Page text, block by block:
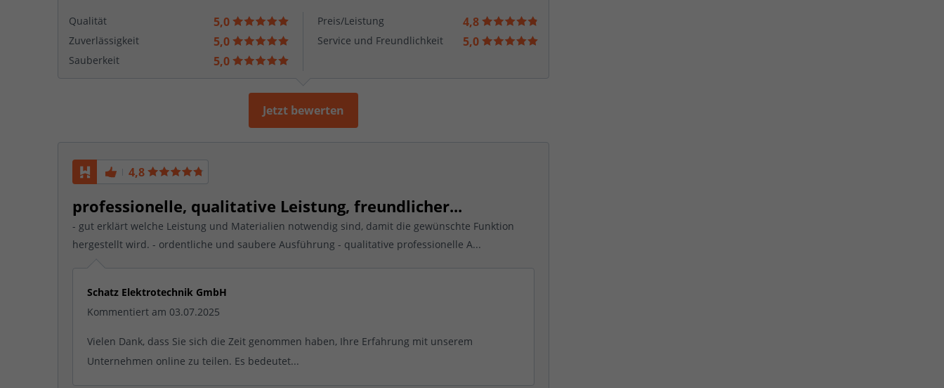
Qualität 5,0 Preis/Leistung 4,8
Zuverlässigkeit 5,0 Service und Freundlichkeit 5,0
Sauberkeit 5,0
Jetzt bewerten
4,8
professionelle, qualitative Leistung, freundlicher...
- gut erklärt welche Leistung und Materialien notwendig sind, damit die gewünschte Funktion
hergestellt wird. - ordentliche und saubere Ausführung - qualitative professionelle A...
Schatz Elektrotechnik GmbH
Kommentiert am 03.07.2025
Vielen Dank, dass Sie sich die Zeit genommen haben, Ihre Erfahrung mit unserem
Unternehmen online zu teilen. Es bedeutet...